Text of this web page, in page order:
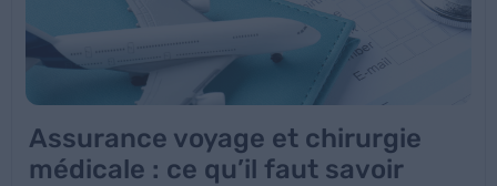
Assurance voyage et chirurgie
médicale : ce qu’il faut savoir